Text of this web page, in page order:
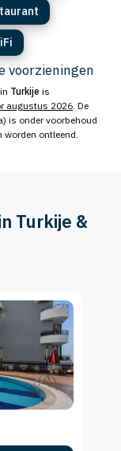
voorzieningen
in Turkije is
augustus 2026. De
is onder voorbehoud
worden ontleend.
Turkije &